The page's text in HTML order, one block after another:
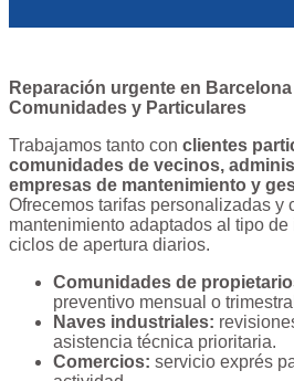
Reparación urgente en
Comunidades y Particulares
Trabajamos tanto con clientes
comunidades de vecinos,
empresas de mantenimiento y
Ofrecemos tarifas personalizadas y
mantenimiento adaptados al tipo
ciclos de apertura diarios.
Comunidades de
preventivo mensual o
Naves industriales:
asistencia técnica prioritaria.
Comercios: servicio exprés